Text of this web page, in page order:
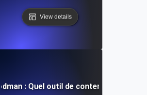
View details
: Quel outil de conteneur est fait